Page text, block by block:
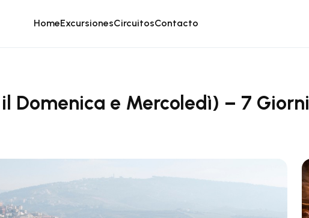
HomeExcursionesCircuitosContacto
Domenica e Mercoledì) – 7 Giorni